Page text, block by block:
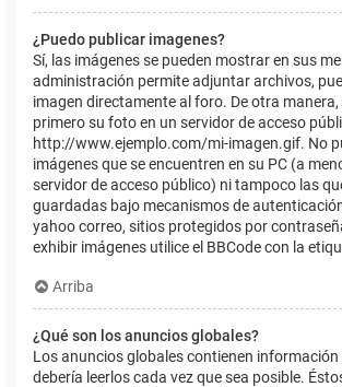
¿Puedo publicar imagenes?
Sí, las imágenes se pueden mostrar en sus
administración permite adjuntar archivos,
imagen directamente al foro. De otra
primero su foto en un servidor de acceso
http://www.ejemplo.com/mi-imagen.gif. No
imágenes que se encuentren en su PC (a
servidor de acceso público) ni tampoco las
guardadas bajo mecanismos de
yahoo correo, sitios protegidos por
exhibir imágenes utilice el BBCode con la
Arriba
¿Qué son los anuncios globales?
Los anuncios globales contienen
debería leerlos cada vez que sea posible.